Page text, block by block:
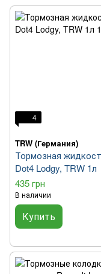
4
TRW (Германия)
Тормозная
Dot4 Lodgy, TRW 1л
435 грн
В наличии
Купить